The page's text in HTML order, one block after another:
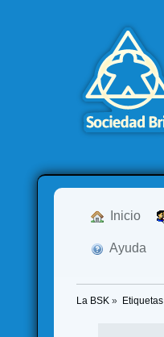
Inicio
Ayuda
La BSK » Etiquetas